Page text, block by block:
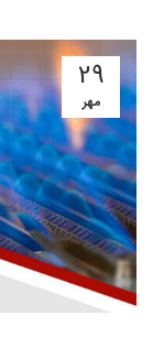
29
مهر